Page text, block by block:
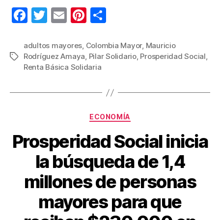
F
c
e
o
T
tt
er
E
ail
Pi
er
e
m
p
tir
Etiquetas
adultos mayores, Colombia Mayor, Mauricio
Rodríguez Amaya, Pilar Solidario, Prosperidad Social,
Renta Básica Solidaria
Categorías
ECONOMÍA
Prosperidad Social inicia
la búsqueda de 1,4
millones de personas
mayores para que